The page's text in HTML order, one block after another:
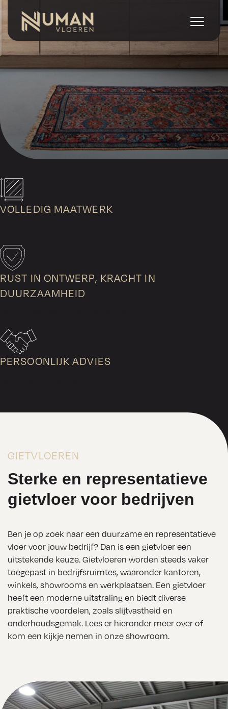
VOLLEDIG MAATWERK
RUST IN ONTWERP, KRACHT IN
DUURZAAMHEID
PERSOONLIJK ADVIES
GIETVLOEREN
Sterke en representatieve
gietvloer voor bedrijven
Ben je op zoek naar een duurzame en representatieve
vloer voor jouw bedrijf? Dan is een gietvloer een
uitstekende keuze. Gietvloeren worden steeds vaker
toegepast in bedrijfsruimtes, waaronder kantoren,
winkels, showrooms en werkplaatsen. Een gietvloer
heeft een moderne uitstraling en biedt diverse
praktische voordelen, zoals slijtvastheid en
onderhoudsgemak. Lees er hieronder meer over of
kom een kijkje nemen in onze showroom.